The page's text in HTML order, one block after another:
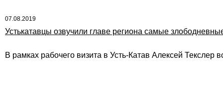
07.08.2019
Устькатавцы озвучили главе региона самые
В рамках рабочего визита в Усть-Катав Алексей Текслер